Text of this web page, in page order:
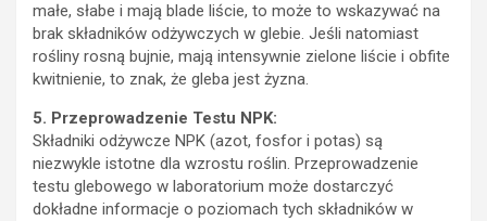
małe, słabe i mają blade liście, to może to wskazywać na
brak składników odżywczych w glebie. Jeśli natomiast
rośliny rosną bujnie, mają intensywnie zielone liście i obfite
kwitnienie, to znak, że gleba jest żyzna.
5. Przeprowadzenie Testu NPK:
Składniki odżywcze NPK (azot, fosfor i potas) są
niezwykle istotne dla wzrostu roślin. Przeprowadzenie
testu glebowego w laboratorium może dostarczyć
dokładne informacje o poziomach tych składników w